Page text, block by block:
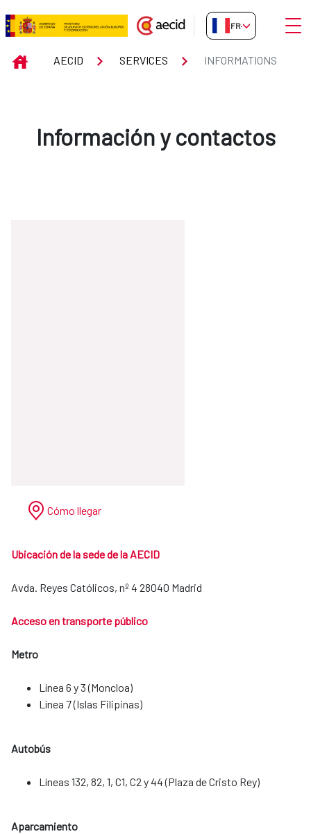
Saut au contenu principal
INFORMATIONS
FR-FR
INICIOAECID SERVICES INFORMATIONS
Información y contactos
Cómo llegar
Ubicación de la sede de la AECID
Avda. Reyes Católicos, nº 4 28040 Madrid
Acceso en transporte público
Metro
Línea 6 y 3 (Moncloa)
Línea 7 (Islas Filipinas)
Autobús
Líneas 132, 82, 1, C1, C2 y 44 (Plaza de Cristo Rey)
Aparcamiento